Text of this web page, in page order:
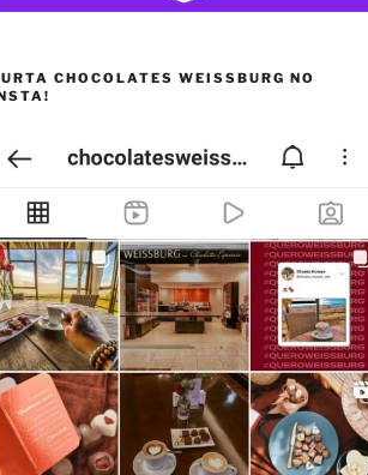
CHOCOLATES WEISSBURG NO